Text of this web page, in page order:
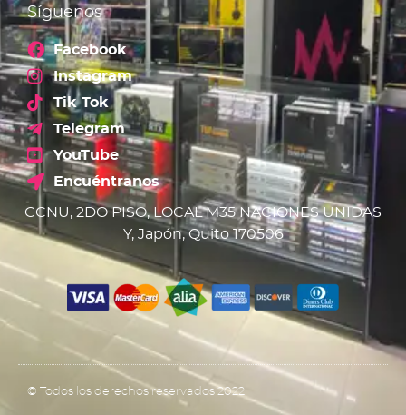
Síguenos
Facebook
Instagram
Tik Tok
Telegram
YouTube
Encuéntranos
CCNU, 2DO PISO, LOCAL M35 NACIONES UNIDAS
Y, Japón, Quito 170506
© Todos los derechos reservados 2022